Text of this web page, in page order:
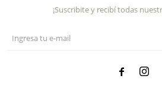
¡Suscribite y recibí todas
 